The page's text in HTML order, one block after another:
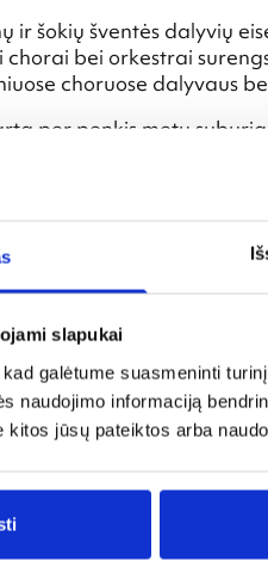
slapukai
galėtume suasmeninti
naudojimo informaciją
kitos jūsų pateiktos arba
šokių šventės dalyvių
bei orkestrai
choruose dalyvaus
per penkis metu
pirmasis festivalis
festivalis buvo
2003 m. lapkritį
žmonijos
2012 metais. Paskutinį